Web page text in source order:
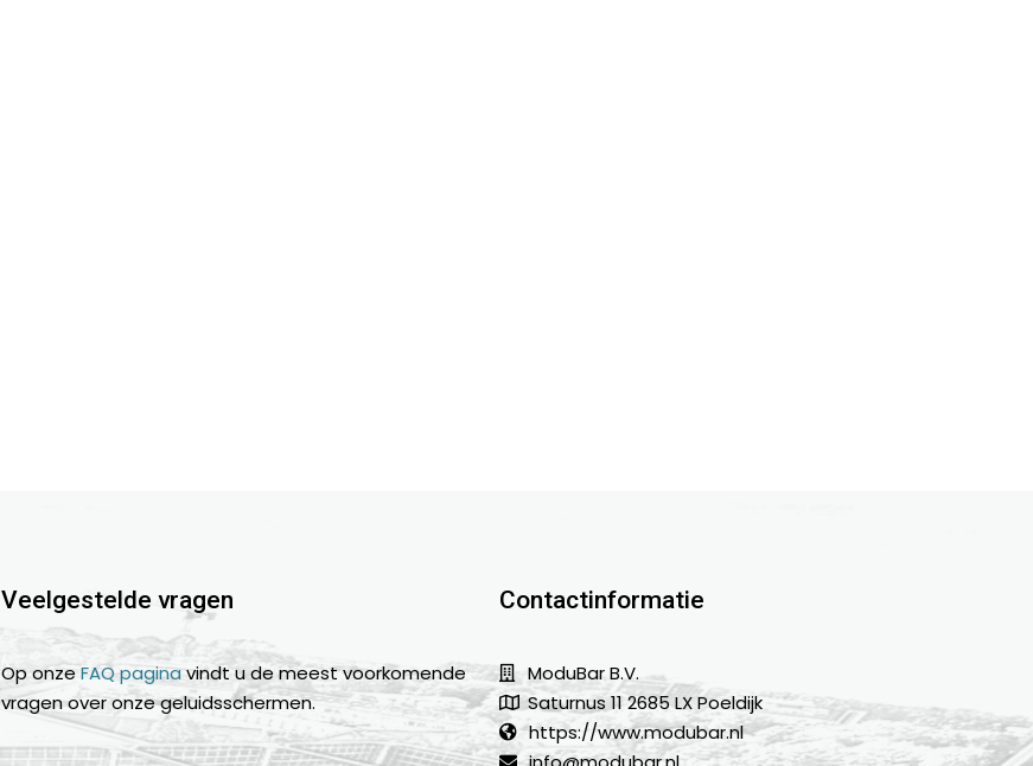
Veelgestelde vragen
Op onzeFAQ paginavindt u de meest voorkomende
vragen over onze geluidsschermen.
Contactinformatie
ModuBar B.V.
Saturnus 11 2685 LX Poeldijk
https://www.modubar.nl